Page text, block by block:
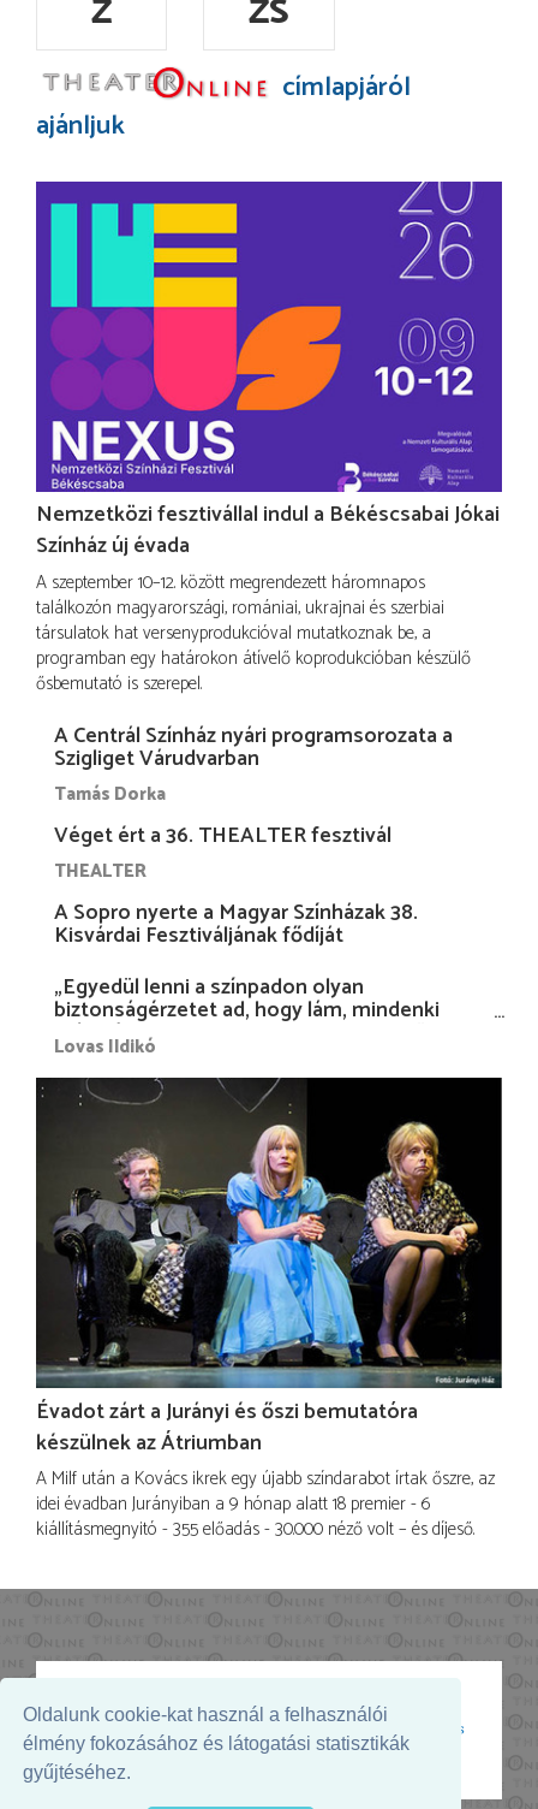
Oldalunk cookie-kat használ a felhasználói
élmény fokozásához és látogatási statisztikák
gyűjtéséhez.
Z
ZS
címlapjáról
ajánljuk
Nemzetközi fesztivállal indul a Békéscsabai Jókai
Színház új évada
A szeptember 10–12. között megrendezett háromnapos
találkozón magyarországi, romániai, ukrajnai és szerbiai
társulatok hat versenyprodukcióval mutatkoznak be, a
programban egy határokon átívelő koprodukcióban készülő
ősbemutató is szerepel.
A Centrál Színház nyári programsorozata a
Szigliget Várudvarban
Tamás Dorka
Véget ért a 36. THEALTER fesztivál
THEALTER
A Sopro nyerte a Magyar Színházak 38.
Kisvárdai Fesztiváljának fődíját
„Egyedül lenni a színpadon olyan
biztonságérzetet ad, hogy lám, mindenki
más nélkül is megvagyok magammal…”
Lovas Ildikó
Évadot zárt a Jurányi és őszi bemutatóra
készülnek az Átriumban
A Milf után a Kovács ikrek egy újabb színdarabot írtak őszre, az
idei évadban Jurányiban a 9 hónap alatt 18 premier - 6
kiállításmegnyitó - 355 előadás - 30.000 néző volt – és díjeső.
Az oldal megjelenését támogatja: